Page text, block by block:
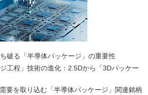
破る「半導体パッケージ」の重要性
ジ工程」技術の進化：2.5Dから「3Dパッケー
要を取り込む「半導体パッケージ」関連銘柄